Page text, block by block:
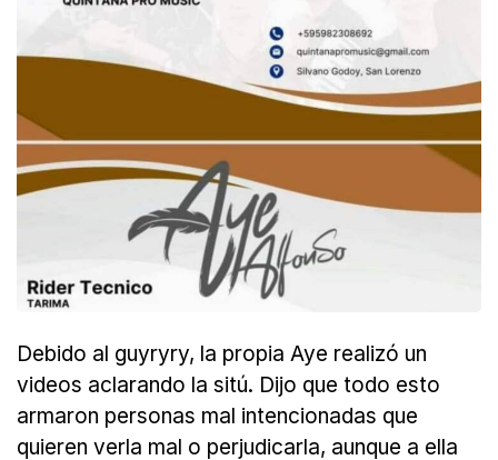
Debido al guyryry, la propia Aye realizó un
videos aclarando la sitú. Dijo que todo esto
armaron personas mal intencionadas que
quieren verla mal o perjudicarla, aunque a ella